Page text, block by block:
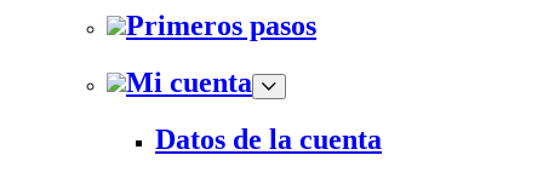
Primeros pasos
Mi cuenta
Datos de la cuenta